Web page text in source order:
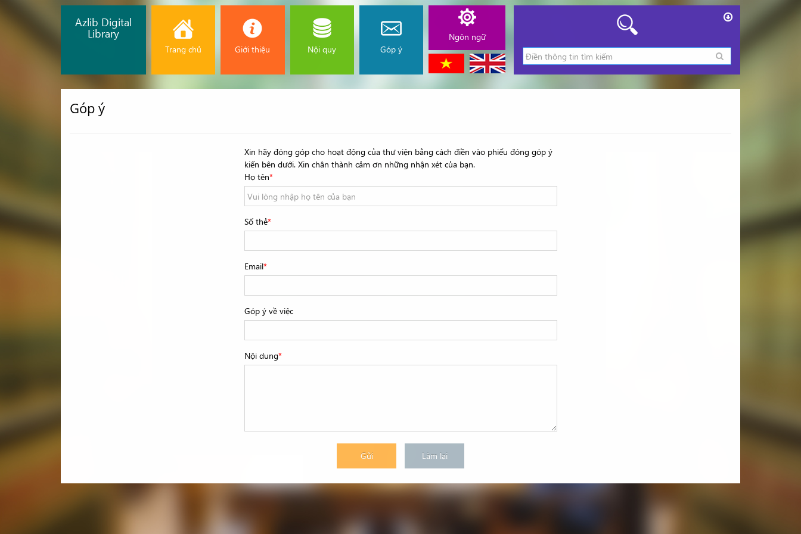
Azlib Digital
Library
Trang chủ Giới thiệu Nội quy Góp ý
Ngôn ngữ
Góp ý
Xin hãy đóng góp cho hoạt động của thư viện bằng cách điền vào phiếu đóng góp ý
kiến bên dưới. Xin chân thành cảm ơn những nhận xét của bạn.
Họ tên*
Số thẻ*
Email*
Góp ý về việc
Nội dung*
Gửi Làm lại